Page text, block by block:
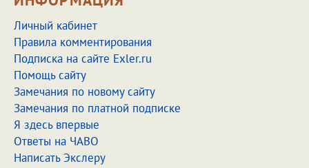
Личный кабинет
Правила комментирования
Подписка на сайте Exler.ru
Помощь сайту
Замечания по новому сайту
Замечания по платной подписке
Я здесь впервые
Ответы на ЧАВО
Написать Экслеру